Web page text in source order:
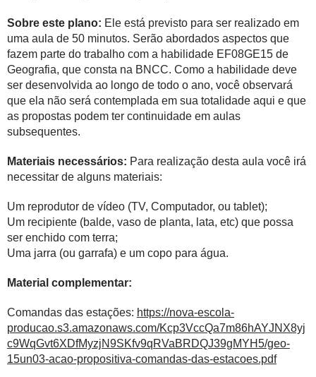
Sobre este plano: Ele está previsto para ser realizado em
uma aula de 50 minutos. Serão abordados aspectos que
fazem parte do trabalho com a habilidade EF08GE15 de
Geografia, que consta na BNCC. Como a habilidade deve
ser desenvolvida ao longo de todo o ano, você observará
que ela não será contemplada em sua totalidade aqui e que
as propostas podem ter continuidade em aulas
subsequentes.
Materiais necessários: Para realização desta aula você irá
necessitar de alguns materiais:
Um reprodutor de vídeo (TV, Computador, ou tablet);
Um recipiente (balde, vaso de planta, lata, etc) que possa
ser enchido com terra;
Uma jarra (ou garrafa) e um copo para água.
Material complementar:
Comandas das estações: https://nova-escola-
producao.s3.amazonaws.com/Kcp3VccQa7m86hAYJNX8yj
c9WqGvt6XDfMyzjN9SKfv9qRVaBRDQJ39gMYH5/geo-
15un03-acao-propositiva-comandas-das-estacoes.pdf